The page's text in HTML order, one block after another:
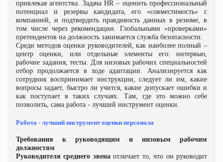
привлекая агентства. Задача HR – оценить профессиональный
потенциал и резервы кандидата, его «совместимость» с
компанией, и подтвердить правдивость данных в резюме, в
том числе через рекомендации. Глобальными «проверками»
претендентов на должность занимается служба безопасности.
Среди методов оценки руководителей, как наиболее полный –
центр оценки, или отдельные элементы его: интервью,
рабочие задания, тесты. Для низовых рабочих специальностей
отбор продолжается в ходе адаптации. Анализируется как
сотрудник воспринимает инструкции, следует ли им, какие
вопросы задает, быстро ли учится, какие допускает ошибки и
как поступает в таких случаях. Там, где это можно себе
позволить, сама работа - лучший инструмент оценки.
Работа - лучший инструмент оценки персонала
Требования к руководящим и низовым рабочим
должностям
Руководителя среднего звенаотличает то, что он руководит